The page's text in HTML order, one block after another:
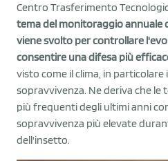
Centro Trasferimento
tema del monitoraggio annuale
viene svolto per controllare
consentire una difesa più
visto come il clima, in particolare
sopravvivenza. Ne deriva che
più frequenti degli ultimi anni
sopravvivenza più elevate
dell'insetto.